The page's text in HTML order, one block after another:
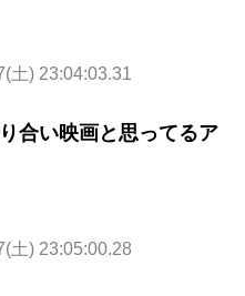
土) 23:04:03.31
合い映画と思ってるア
土) 23:05:00.28